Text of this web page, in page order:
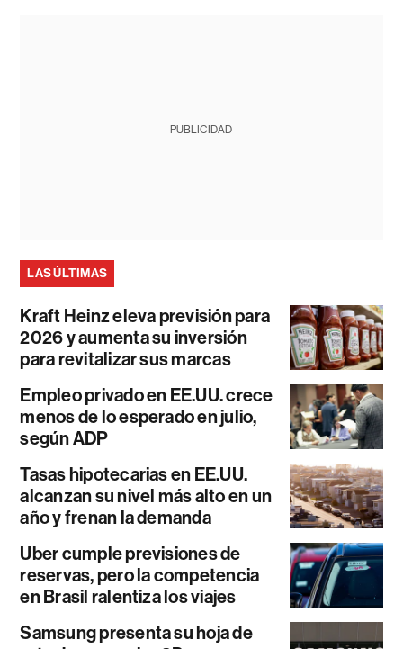
PUBLICIDAD
LAS ÚLTIMAS
Kraft Heinz eleva previsión para
2026 y aumenta su inversión
para revitalizar sus marcas
Empleo privado en EE.UU. crece
menos de lo esperado en julio,
según ADP
Tasas hipotecarias en EE.UU.
alcanzan su nivel más alto en un
año y frenan la demanda
Uber cumple previsiones de
reservas, pero la competencia
en Brasil ralentiza los viajes
Samsung presenta su hoja de